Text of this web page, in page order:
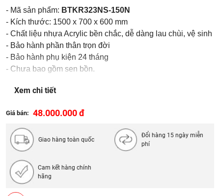
- Mã sản phẩm: BTKR323NS-150N
- Kích thước: 1500 x 700 x 600 mm
- Chất liệu nhựa Acrylic bền chắc, dễ dàng lau chùi, vệ sinh
- Bảo hành phần thân trọn đời
- Bảo hành phụ kiện 24 tháng
- Chưa bao gồm sen bồn.
Sản phẩm được phân phối tại các tỉnh thành thuộc khu
Xem chi tiết
Giá bán: 48.000.000 đ
Giao hàng toàn quốc
Đổi hàng 15 ngày miễn
phí
Cam kết hàng chính
hãng